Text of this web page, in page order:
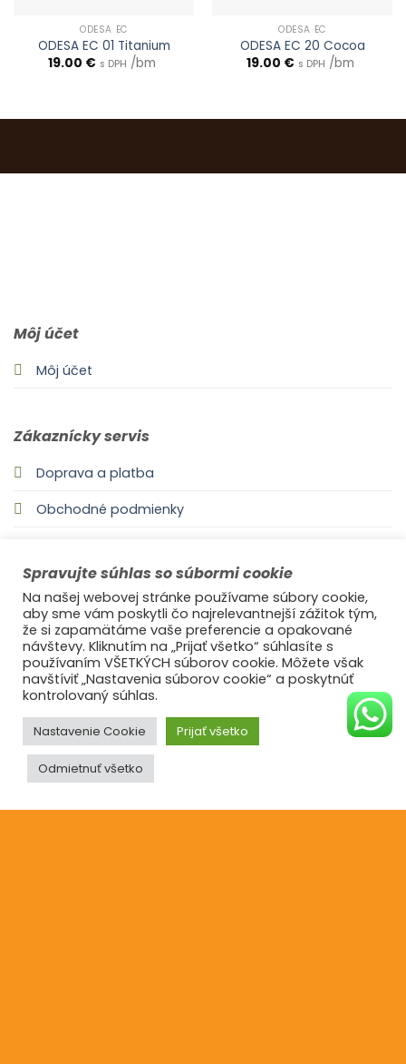
ODESA EC
ODESA EC 01 Titanium
19.00 € s DPH /bm
ODESA EC
ODESA EC 20 Cocoa
19.00 € s DPH /bm
Môj účet
Môj účet
Zákaznícky servis
Doprava a platba
Obchodné podmienky
Zásady používania súborov cookie
Informácie
O nás
Reklamácie
Blog
Spravujte súhlas so súbormi cookie
Na našej webovej stránke používame súbory cookie,
aby sme vám poskytli čo najrelevantnejší zážitok tým,
že si zapamätáme vaše preferencie a opakované
návštevy. Kliknutím na „Prijať všetko“ súhlasíte s
používaním VŠETKÝCH súborov cookie. Môžete však
navštíviť „Nastavenia súborov cookie“ a poskytnúť
kontrolovaný súhlas.
Nastavenie Cookie Prijať všetko
Odmietnuť všetko